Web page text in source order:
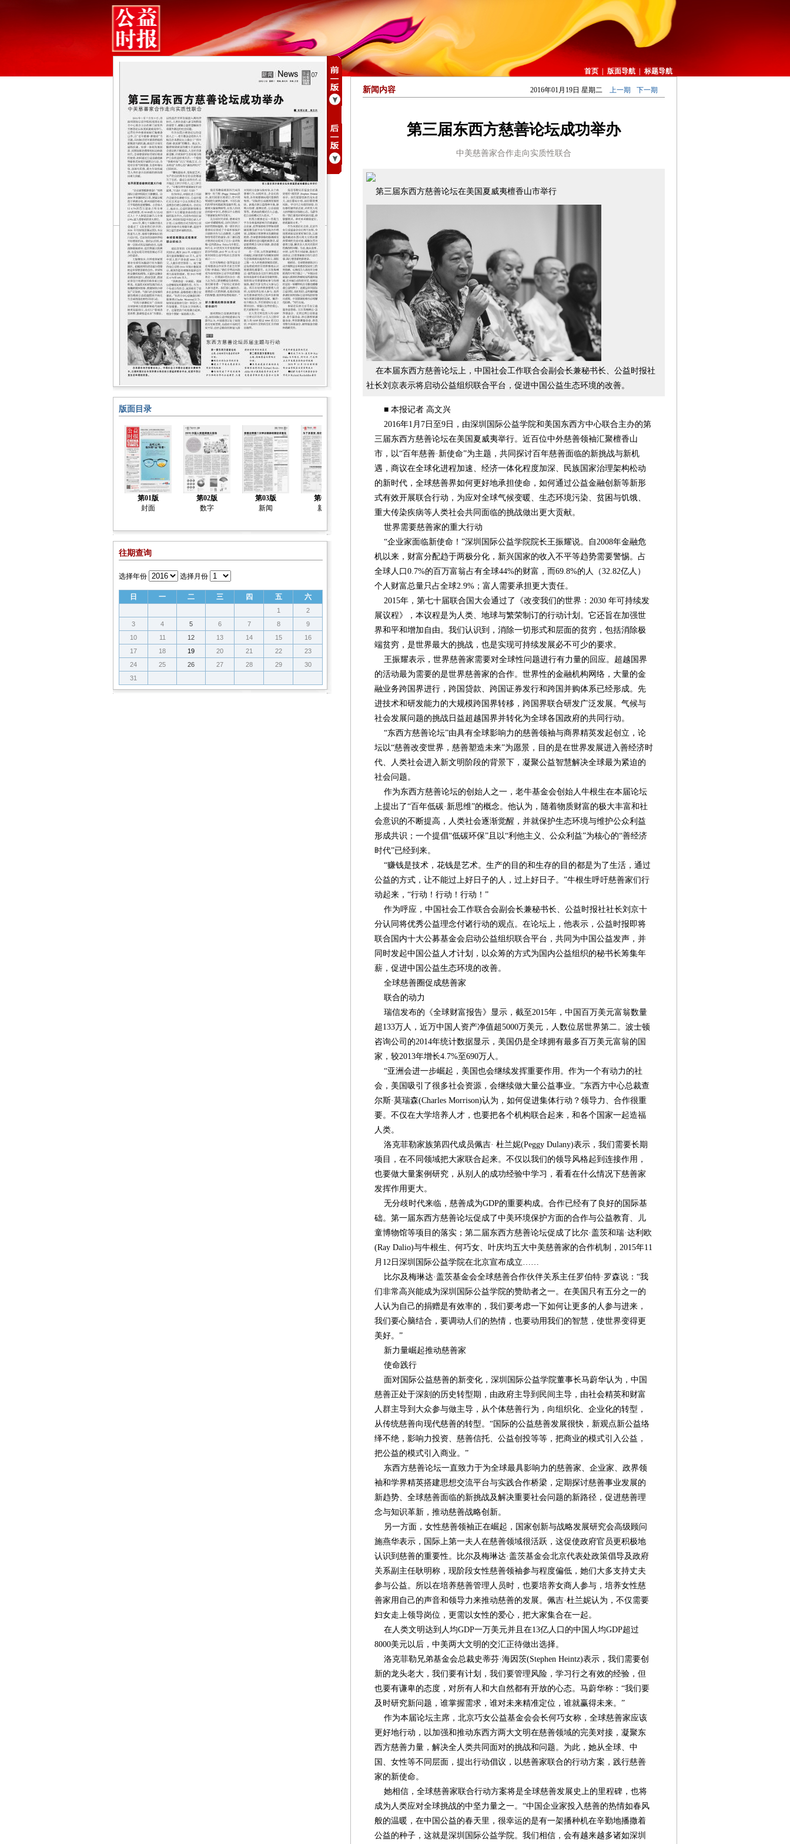
首页 版面导航 标题导航
版面目录
第01版
封面
第02版
数字
第03版
新闻
第04版
新闻
第05版
新闻
第06版
新闻
第07版
新闻
第08版
封面报道
第10版
往期查询
选择年份 选择月份
日 一 二 三 四 五 六
1
2
3
4 5 6 7 8
9
10
11 12 13 14 15
16
17
18 19 20 21 22
23
24
25 26 27 28 29
30
31
新闻内容 2016年01月19日 星期二 上一期 下一期
第三届东西方慈善论坛成功举办
中美慈善家合作走向实质性联合
第三届东西方慈善论坛在美国夏威夷檀香山市举行
在本届东西方慈善论坛上，中国社会工作联合会副会长兼秘书长、公益时报社
社长刘京表示将启动公益组织联合平台，促进中国公益生态环境的改善。
■ 本报记者 高文兴
2016年1月7日至9日，由深圳国际公益学院和美国东西方中心联合主办的第
三届东西方慈善论坛在美国夏威夷举行。近百位中外慈善领袖汇聚檀香山
市，以“百年慈善·新使命”为主题，共同探讨百年慈善面临的新挑战与新机
遇，商议在全球化进程加速、经济一体化程度加深、民族国家治理架构松动
的新时代，全球慈善界如何更好地承担使命，如何通过公益金融创新等新形
式有效开展联合行动，为应对全球气候变暖、生态环境污染、贫困与饥饿、
重大传染疾病等人类社会共同面临的挑战做出更大贡献。
世界需要慈善家的重大行动
“企业家面临新使命！”深圳国际公益学院院长王振耀说。自2008年金融危
机以来，财富分配趋于两极分化，新兴国家的收入不平等趋势需要警惕。占
全球人口0.7%的百万富翁占有全球44%的财富，而69.8%的人（32.82亿人）
个人财富总量只占全球2.9%；富人需要承担更大责任。
2015年，第七十届联合国大会通过了《改变我们的世界：2030 年可持续发
展议程》，本议程是为人类、地球与繁荣制订的行动计划。它还旨在加强世
界和平和增加自由。我们认识到，消除一切形式和层面的贫穷，包括消除极
端贫穷，是世界最大的挑战，也是实现可持续发展必不可少的要求。
王振耀表示，世界慈善家需要对全球性问题进行有力量的回应。超越国界
的活动最为需要的是世界慈善家的合作。世界性的金融机构网络，大量的金
融业务跨国界进行，跨国贷款、跨国证券发行和跨国并购体系已经形成。先
进技术和研发能力的大规模跨国界转移，跨国界联合研发广泛发展。气候与
社会发展问题的挑战日益超越国界并转化为全球各国政府的共同行动。
“东西方慈善论坛”由具有全球影响力的慈善领袖与商界精英发起创立，论
坛以“慈善改变世界，慈善塑造未来”为愿景，目的是在世界发展进入善经济时
代、人类社会进入新文明阶段的背景下，凝聚公益智慧解决全球最为紧迫的
社会问题。
作为东西方慈善论坛的创始人之一，老牛基金会创始人牛根生在本届论坛
上提出了“百年低碳·新思维”的概念。他认为，随着物质财富的极大丰富和社
会意识的不断提高，人类社会逐渐觉醒，并就保护生态环境与维护公众利益
形成共识；一个提倡“低碳环保”且以“利他主义、公众利益”为核心的“善经济
时代”已经到来。
“赚钱是技术，花钱是艺术。生产的目的和生存的目的都是为了生活，通过
公益的方式，让不能过上好日子的人，过上好日子。”牛根生呼吁慈善家们行
动起来，“行动！行动！行动！”
作为呼应，中国社会工作联合会副会长兼秘书长、公益时报社社长刘京十
分认同将优秀公益理念付诸行动的观点。在论坛上，他表示，公益时报即将
联合国内十大公募基金会启动公益组织联合平台，共同为中国公益发声，并
同时发起中国公益人才计划，以众筹的方式为国内公益组织的秘书长筹集年
薪，促进中国公益生态环境的改善。
全球慈善圈促成慈善家
联合的动力
瑞信发布的《全球财富报告》显示，截至2015年，中国百万美元富翁数量
超133万人，近万中国人资产净值超5000万美元，人数位居世界第二。波士顿
咨询公司的2014年统计数据显示，美国仍是全球拥有最多百万美元富翁的国
家，较2013年增长4.7%至690万人。
“亚洲会进一步崛起，美国也会继续发挥重要作用。作为一个有动力的社
会，美国吸引了很多社会资源，会继续做大量公益事业。”东西方中心总裁查
尔斯·莫瑞森(Charles Morrison)认为，如何促进集体行动？领导力、合作很重
要。不仅在大学培养人才，也要把各个机构联合起来，和各个国家一起造福
人类。
洛克菲勒家族第四代成员佩吉· 杜兰妮(Peggy Dulany)表示，我们需要长期
项目，在不同领域把大家联合起来。不仅以我们的领导风格起到连接作用，
也要做大量案例研究，从别人的成功经验中学习，看看在什么情况下慈善家
发挥作用更大。
无分歧时代来临，慈善成为GDP的重要构成。合作已经有了良好的国际基
础。第一届东西方慈善论坛促成了中美环境保护方面的合作与公益教育、儿
童博物馆等项目的落实；第二届东西方慈善论坛促成了比尔·盖茨和瑞·达利欧
(Ray Dalio)与牛根生、何巧女、叶庆均五大中美慈善家的合作机制，2015年11
月12日深圳国际公益学院在北京宣布成立……
比尔及梅琳达·盖茨基金会全球慈善合作伙伴关系主任罗伯特·罗森说：“我
们非常高兴能成为深圳国际公益学院的赞助者之一。在美国只有五分之一的
人认为自己的捐赠是有效率的，我们要考虑一下如何让更多的人参与进来，
我们要心脑结合，要调动人们的热情，也要动用我们的智慧，使世界变得更
美好。”
新力量崛起推动慈善家
使命践行
面对国际公益慈善的新变化，深圳国际公益学院董事长马蔚华认为，中国
慈善正处于深刻的历史转型期，由政府主导到民间主导，由社会精英和财富
人群主导到大众参与做主导，从个体慈善行为，向组织化、企业化的转型，
从传统慈善向现代慈善的转型。“国际的公益慈善发展很快，新观点新公益络
绎不绝，影响力投资、慈善信托、公益创投等等，把商业的模式引入公益，
把公益的模式引入商业。”
东西方慈善论坛一直致力于为全球最具影响力的慈善家、企业家、政界领
袖和学界精英搭建思想交流平台与实践合作桥梁，定期探讨慈善事业发展的
新趋势、全球慈善面临的新挑战及解决重要社会问题的新路径，促进慈善理
念与知识革新，推动慈善战略创新。
另一方面，女性慈善领袖正在崛起，国家创新与战略发展研究会高级顾问
施燕华表示，国际上第一夫人在慈善领域很活跃，这促使政府官员更积极地
认识到慈善的重要性。比尔及梅琳达·盖茨基金会北京代表处政策倡导及政府
关系副主任耿明称，现阶段女性慈善领袖参与程度偏低，她们大多支持丈夫
参与公益。所以在培养慈善管理人员时，也要培养女商人参与，培养女性慈
善家用自己的声音和领导力来推动慈善的发展。佩吉·杜兰妮认为，不仅需要
妇女走上领导岗位，更需以女性的爱心，把大家集合在一起。
在人类文明达到人均GDP一万美元并且在13亿人口的中国人均GDP超过
8000美元以后，中美两大文明的交汇正待做出选择。
洛克菲勒兄弟基金会总裁史蒂芬·海因茨(Stephen Heintz)表示，我们需要创
新的龙头老大，我们要有计划，我们要管理风险，学习行之有效的经验，但
也要有谦卑的态度，对所有人和大自然都有开放的心态。马蔚华称：“我们要
及时研究新问题，谁掌握需求，谁对未来精准定位，谁就赢得未来。”
作为本届论坛主席，北京巧女公益基金会会长何巧女称，全球慈善家应该
更好地行动，以加强和推动东西方两大文明在慈善领域的完美对接，凝聚东
西方慈善力量，解决全人类共同面对的挑战和问题。为此，她从全球、中
国、女性等不同层面，提出行动倡议，以慈善家联合的行动方案，践行慈善
家的新使命。
她相信，全球慈善家联合行动方案将是全球慈善发展史上的里程碑，也将
成为人类应对全球挑战的中坚力量之一。“中国企业家投入慈善的热情如春风
般的温暖，在中国公益的春天里，很幸运的是有一架播种机在辛勤地播撒着
公益的种子，这就是深圳国际公益学院。我们相信，会有越来越多诸如深圳